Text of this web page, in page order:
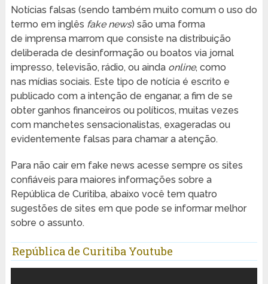
Notícias falsas (sendo também muito comum o uso do
termo em inglês fake news) são uma forma
de imprensa marrom que consiste na distribuição
deliberada de desinformação ou boatos via jornal
impresso, televisão, rádio, ou ainda online, como
nas mídias sociais. Este tipo de notícia é escrito e
publicado com a intenção de enganar, a fim de se
obter ganhos financeiros ou políticos, muitas vezes
com manchetes sensacionalistas, exageradas ou
evidentemente falsas para chamar a atenção.
Para não cair em fake news acesse sempre os sites
confiáveis para maiores informações sobre a
República de Curitiba, abaixo você tem quatro
sugestões de sites em que pode se informar melhor
sobre o assunto.
República de Curitiba Youtube